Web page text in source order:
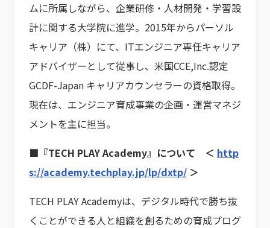
ムに所属しながら、企業研修・人材開発・学習設
計に関する大学院に進学。2015年からパーソル
キャリア（株）にて、ITエンジニア専任キャリア
アドバイザーとして従事し、米国CCE,Inc.認定
GCDF-Japan キャリアカウンセラーの資格取得。
現在は、エンジニア育成事業の企画・運営マネジ
メントを主に担当。
■『TECH PLAY Academy』について ＜ http
s://academy.techplay.jp/lp/dxtp/ ＞
TECH PLAY Academyは、デジタル時代で勝ち抜
くことができる人と組織を創るための育成プログ